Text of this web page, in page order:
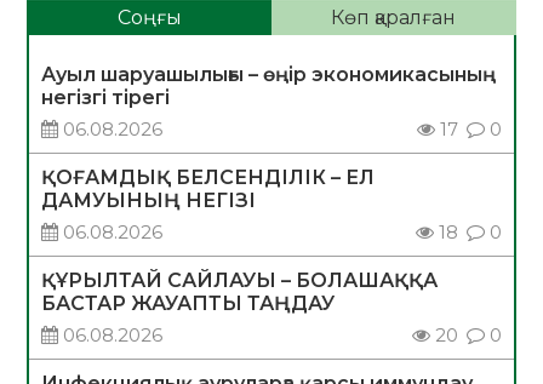
Соңғы Көп қаралған
Ауыл шаруашылығы – өңір экономикасының
негізгі тірегі
06.08.2026
17 0
ҚОҒАМДЫҚ БЕЛСЕНДІЛІК – ЕЛ
ДАМУЫНЫҢ НЕГІЗІ
06.08.2026
18 0
ҚҰРЫЛТАЙ САЙЛАУЫ – БОЛАШАҚҚА
БАСТАР ЖАУАПТЫ ТАҢДАУ
06.08.2026
20 0